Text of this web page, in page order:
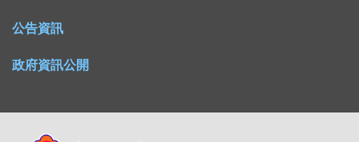
公告資訊
政府資訊公開